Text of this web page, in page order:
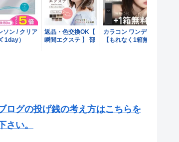
ログの投げ銭の考え方はこちらを
さい。